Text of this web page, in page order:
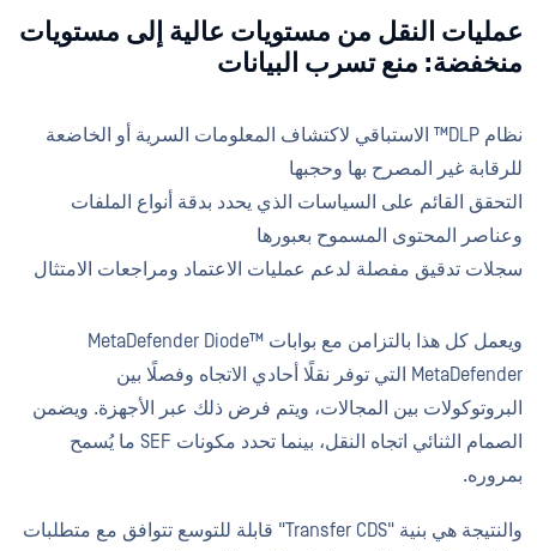
عمليات النقل من مستويات عالية إلى مستويات
منخفضة: منع تسرب البيانات
نظام DLP™ الاستباقي لاكتشاف المعلومات السرية أو الخاضعة
للرقابة غير المصرح بها وحجبها
التحقق القائم على السياسات الذي يحدد بدقة أنواع الملفات
وعناصر المحتوى المسموح بعبورها
سجلات تدقيق مفصلة لدعم عمليات الاعتماد ومراجعات الامتثال
ويعمل كل هذا بالتزامن مع بوابات MetaDefender Diode™
MetaDefender التي توفر نقلًا أحادي الاتجاه وفصلًا بين
البروتوكولات بين المجالات، ويتم فرض ذلك عبر الأجهزة. ويضمن
الصمام الثنائي اتجاه النقل، بينما تحدد مكونات SEF ما يُسمح
بمروره.
والنتيجة هي بنية "Transfer CDS" قابلة للتوسع تتوافق مع متطلبات